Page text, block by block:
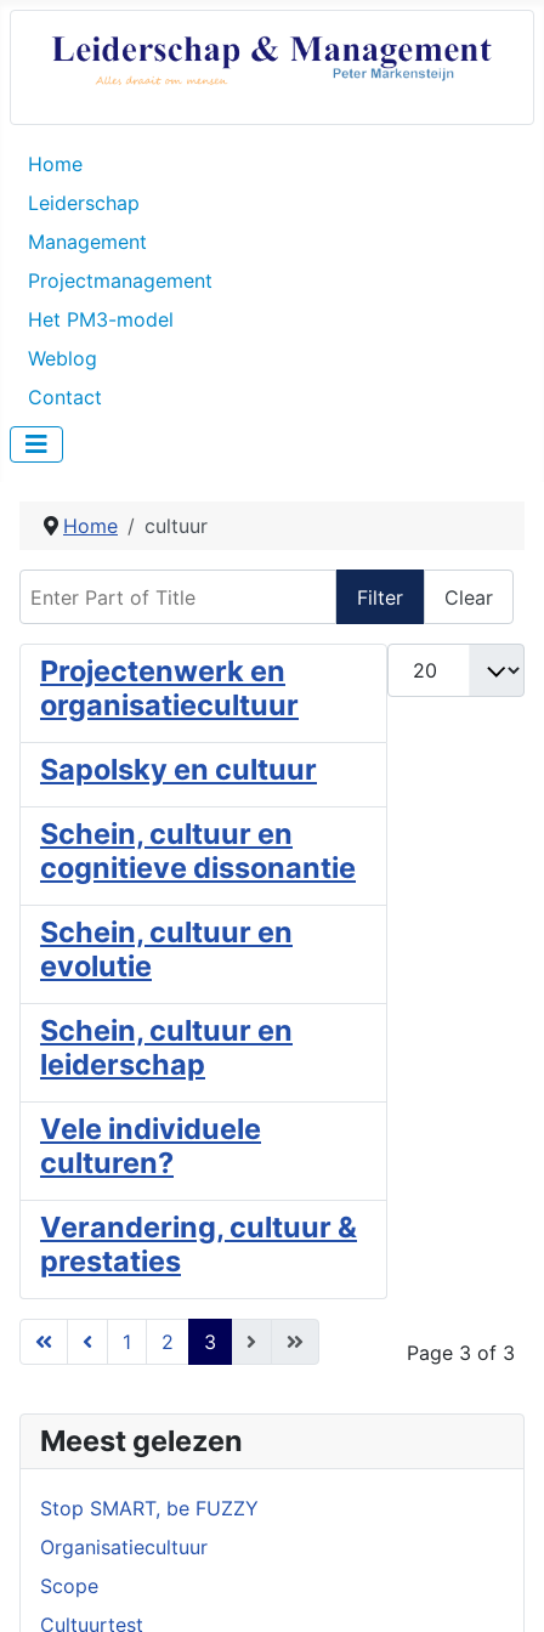
Home
Leiderschap
Management
Projectmanagement
Het PM3-model
Weblog
Contact
Home cultuur
Filter Clear
Display #
Projectenwerk en
organisatiecultuur
Sapolsky en cultuur
Schein, cultuur en
cognitieve dissonantie
Schein, cultuur en
evolutie
Schein, cultuur en
leiderschap
Vele individuele
culturen?
Verandering, cultuur &
prestaties
Page 3 of 3
1 2 3
Meest gelezen
Stop SMART, be FUZZY
Organisatiecultuur
Scope
Cultuurtest